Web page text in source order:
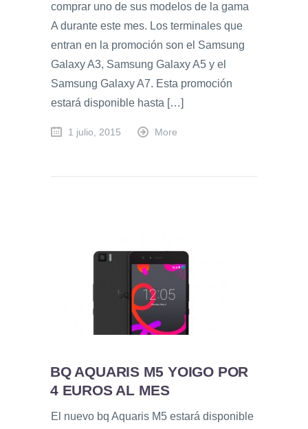
comprar uno de sus modelos de la gama
A durante este mes. Los terminales que
entran en la promoción son el Samsung
Galaxy A3, Samsung Galaxy A5 y el
Samsung Galaxy A7. Esta promoción
estará disponible hasta […]
1 julio, 2015 More
BQ AQUARIS M5 YOIGO POR
4 EUROS AL MES
El nuevo bq Aquaris M5 estará disponible